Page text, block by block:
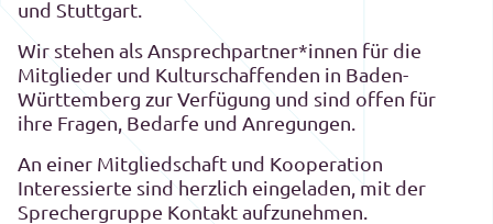
und Stuttgart.
Wir stehen als Ansprechpartner*innen für die
Mitglieder und Kulturschaffenden in Baden-
Württemberg zur Verfügung und sind offen für
ihre Fragen, Bedarfe und Anregungen.
An einer Mitgliedschaft und Kooperation
Interessierte sind herzlich eingeladen, mit der
Sprechergruppe Kontakt aufzunehmen.